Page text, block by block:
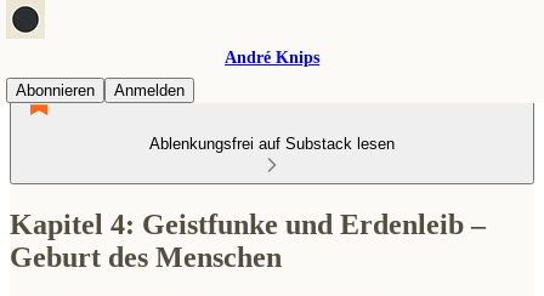
André Knips
Abonnieren
Anmelden
Ablenkungsfrei auf Substack lesen
Kapitel 4: Geistfunke und Erdenleib –
Geburt des Menschen